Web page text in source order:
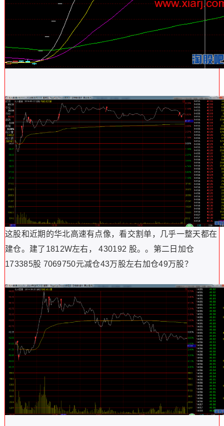
这股和近期的华北高速有点像，看交割单，几乎一整天都在
建仓。建了1812W左右， 430192 股。。第二日加仓
173385股 7069750元减仓43万股左右加仓49万股？